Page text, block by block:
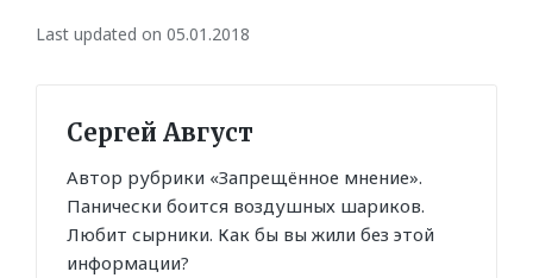
Last updated on 05.01.2018
Сергей Август
Автор рубрики «Запрещённое мнение».
Панически боится воздушных шариков.
Любит сырники. Как бы вы жили без этой
информации?